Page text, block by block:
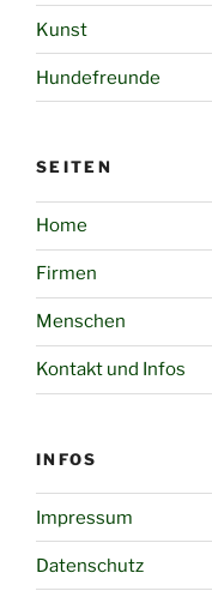
Kunst
Hundefreunde
SEITEN
Home
Firmen
Menschen
Kontakt und Infos
INFOS
Impressum
Datenschutz